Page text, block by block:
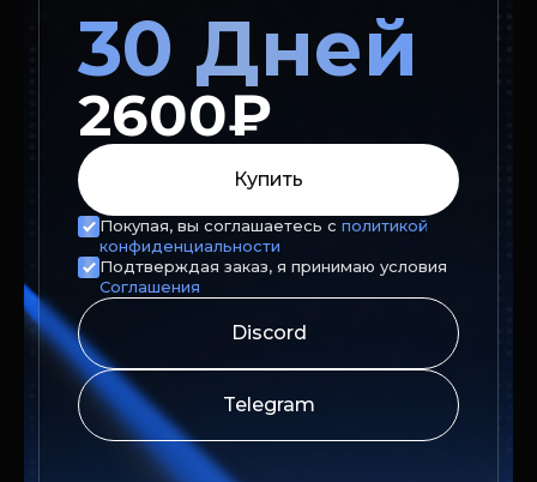
30 Дней
2600₽
Купить
Покупая, вы соглашаетесь с политикой
конфиденциальности
Подтверждая заказ, я принимаю условия
Соглашения
Discord
Telegram